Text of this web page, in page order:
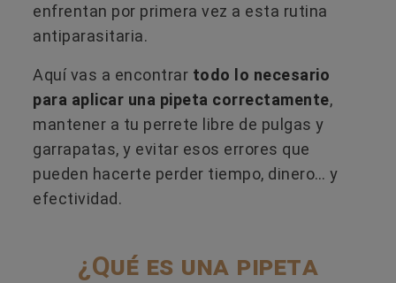
enfrentan por primera vez a esta rutina
antiparasitaria.
Aquí vas a encontrar todo lo necesario
para aplicar una pipeta correctamente,
mantener a tu perrete libre de pulgas y
garrapatas, y evitar esos errores que
pueden hacerte perder tiempo, dinero… y
efectividad.
¿Qué es una pipeta